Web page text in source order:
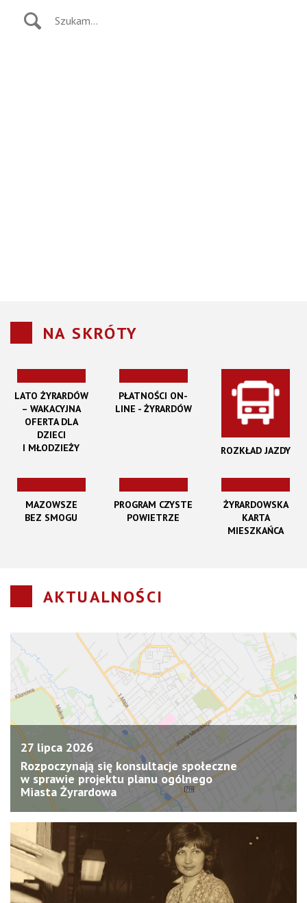
NA SKRÓTY
LATO ŻYRARDÓW
– WAKACYJNA
OFERTA DLA
DZIECI
I MŁODZIEŻY
PŁATNOŚCI ON-
LINE - ŻYRARDÓW
ROZKŁAD JAZDY
MAZOWSZE
BEZ SMOGU
PROGRAM CZYSTE
POWIETRZE
ŻYRARDOWSKA
KARTA
MIESZKAŃCA
AKTUALNOŚCI
27 lipca 2026
Rozpoczynają się konsultacje społeczne
w sprawie projektu planu ogólnego
Miasta Żyrardowa